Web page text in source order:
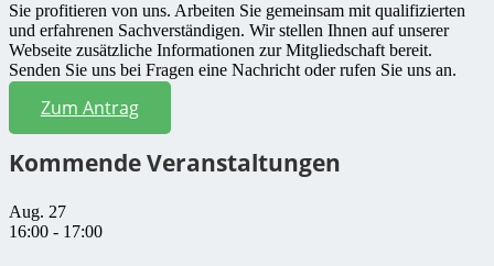
Sie profitieren von uns. Arbeiten Sie gemeinsam mit qualifizierten
und erfahrenen Sachverständigen. Wir stellen Ihnen auf unserer
Webseite zusätzliche Informationen zur Mitgliedschaft bereit.
Senden Sie uns bei Fragen eine Nachricht oder rufen Sie uns an.
Zum Antrag
Kommende Veranstaltungen
Aug. 27
16:00 - 17:00